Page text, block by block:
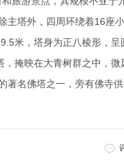
塔外，四周环绕着16座
米，塔身为正八棱形，
掩映在大青树群之中，
名佛塔之一，旁有佛寺